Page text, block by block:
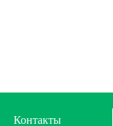
Контакты